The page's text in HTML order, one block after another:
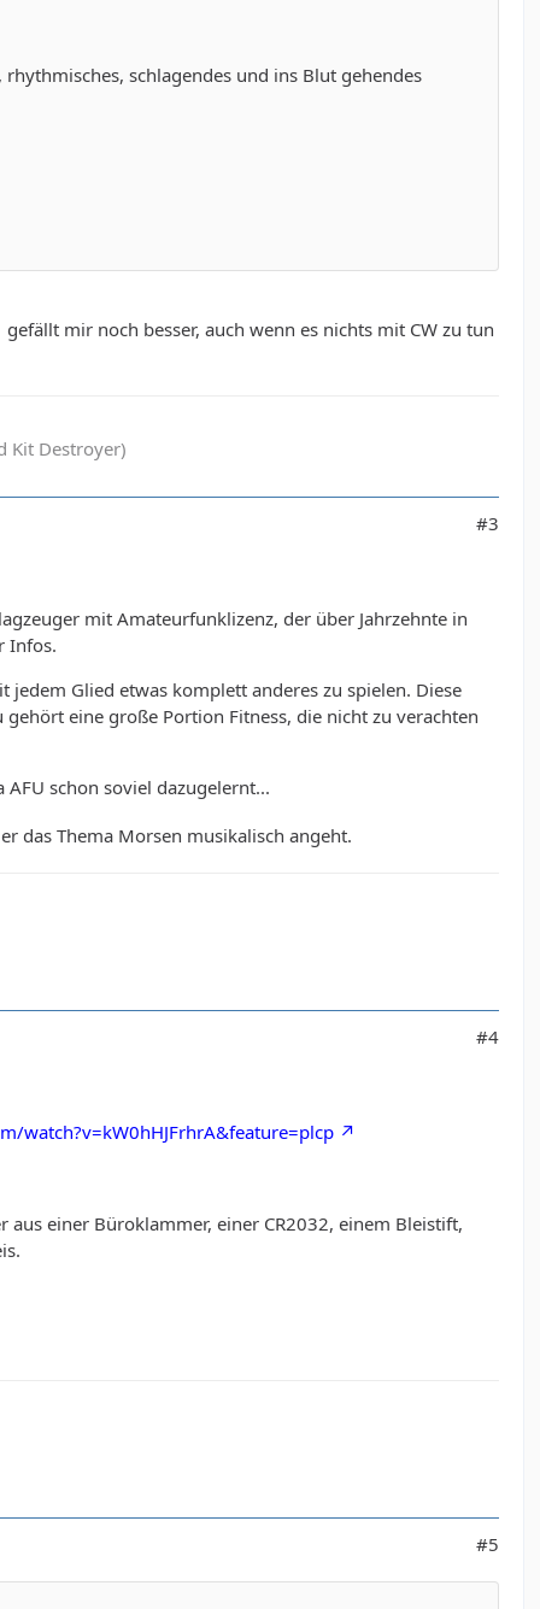
schlagendes und ins Blut gehendes
gefällt mir noch besser, auch wenn es nichts mit CW zu tun
Kit Destroyer)
#3
mit Amateurfunklizenz, der über Jahrzehnte in
Infos.
Glied etwas komplett anderes zu spielen. Diese
eine große Portion Fitness, die nicht zu verachten
schon soviel dazugelernt...
das Thema Morsen musikalisch angeht.
#4
watch?v=kW0hHJFrhrA&feature=plcp
einer Büroklammer, einer CR2032, einem Bleistift,
#5